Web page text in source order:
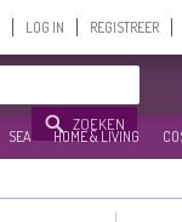
LOG IN REGISTREER
ZOEKEN
SEA HOME & LIVING